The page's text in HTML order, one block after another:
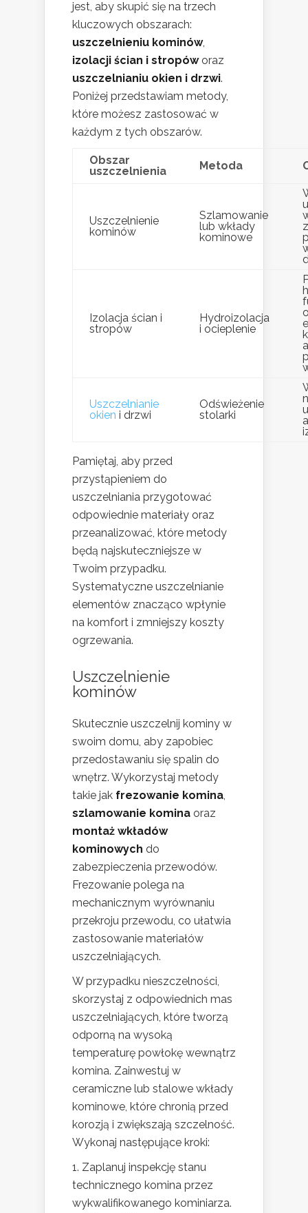
jest, aby skupić się na trzech
kluczowych obszarach:
uszczelnieniu kominów,
izolacji ścian i stropóworaz
uszczelnianiu okien i drzwi.
Poniżej przedstawiam metody,
które możesz zastosować w
każdym z tych obszarów.
Obszar
uszczelnienia
Metoda
Uszczelnienie
kominów
Szlamowanie
lub wkłady
kominowe
Izolacja ścian i
stropów
Hydroizolacja
i ocieplenie
Uszczelnianie
okien i drzwi
Odświeżenie
stolarki
Pamiętaj, aby przed
przystąpieniem do
uszczelniania przygotować
odpowiednie materiały oraz
przeanalizować, które metody
będą najskuteczniejsze w
Twoim przypadku.
Systematyczne uszczelnianie
elementów znacząco wpłynie
na komfort i zmniejszy koszty
ogrzewania.
Uszczelnienie
kominów
Skutecznie uszczelnij kominy w
swoim domu, aby zapobiec
przedostawaniu się spalin do
wnętrz. Wykorzystaj metody
takie jak frezowanie komina,
szlamowanie komina oraz
montaż wkładów
kominowych do
zabezpieczenia przewodów.
Frezowanie polega na
mechanicznym wyrównaniu
przekroju przewodu, co ułatwia
zastosowanie materiałów
uszczelniających.
W przypadku nieszczelności,
skorzystaj z odpowiednich mas
uszczelniających, które tworzą
odporną na wysoką
temperaturę powłokę wewnątrz
komina. Zainwestuj w
ceramiczne lub stalowe wkłady
kominowe, które chronią przed
korozją i zwiększają szczelność.
Wykonaj następujące kroki:
Zaplanuj inspekcję stanu
technicznego komina przez
wykwalifikowanego kominiarza.